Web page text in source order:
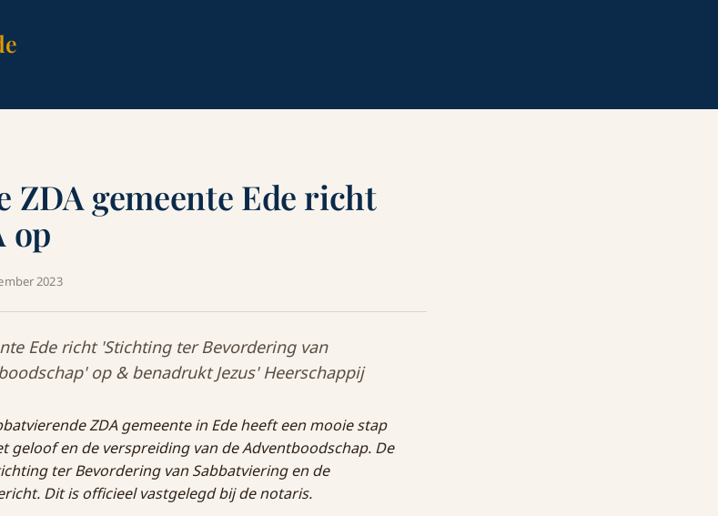
ZDA gemeente Ede richt
op
2023
Ede richt 'Stichting ter Bevordering van
op & benadrukt Jezus' Heerschappij
ZDA gemeente in Ede heeft een mooie stap
geloof en de verspreiding van de Adventboodschap. De
ter Bevordering van Sabbatviering en de
Dit is officieel vastgelegd bij de notaris.